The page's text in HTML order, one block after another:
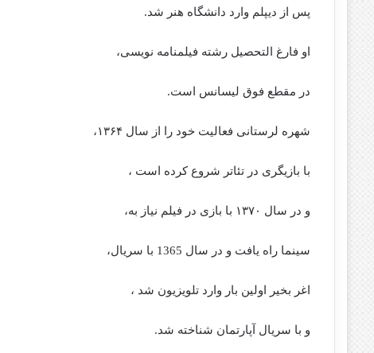
پس از دیپلم وارد دانشگاه هنر شد.
او فارغ التحصیل رشته فیلمنامه نویسی،
در مقطع فوق لیسانس است.
شهره لرستانی فعالیت خود را از سال ۱۳۶۴،
با بازیگری در تئاتر شروع کرده است ،
و در سال ۱۳۷۰ با بازی در فیلم نیاز به،
سینما راه یافت و در سال 1365 با سریال،
اغر بخیر اولین بار وارد تلویزیون شد ،
و با سریال آپارتمان شناخته شد.